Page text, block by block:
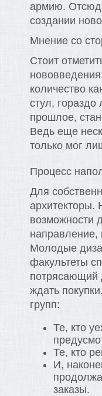
армию.
создании
Мнение со
Стоит
количество
стул, гораздо
прошлое,
Ведь еще
только мог
Процесс
Для
архитекторы.
возможности
направление,
Молодые
факультеты
потрясающий
ждать
групп:
Те, кто
Те, кто
И,
заказы.